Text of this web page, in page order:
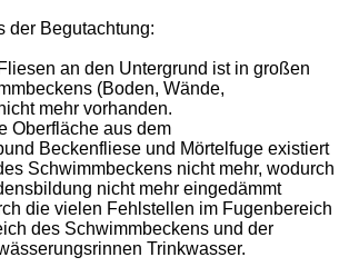
der Begutachtung:
an den Untergrund ist in großen
(Boden, Wände,
mehr vorhanden.
Oberfläche aus dem
Beckenfliese und Mörtelfuge existiert
Schwimmbeckens nicht mehr, wodurch
nicht mehr eingedämmt
die vielen Fehlstellen im Fugenbereich
des Schwimmbeckens und der
Trinkwasser.